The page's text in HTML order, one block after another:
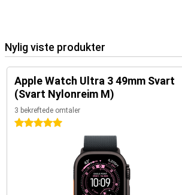
Nylig viste produkter
Apple Watch Ultra 3 49mm Svart
(Svart Nylonreim M)
3 bekreftede omtaler
5 stjerner